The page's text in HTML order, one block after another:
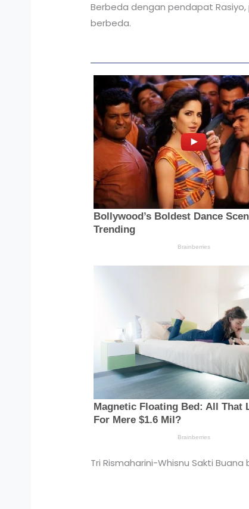
Berbeda dengan pendapat
berbeda.
Tri Rismaharini-Whisnu Sakti